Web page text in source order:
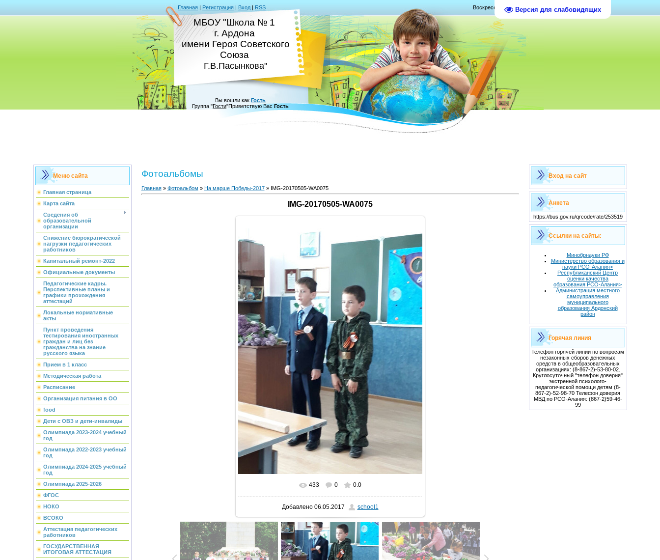
Версия для слабовидящих
Главная | Регистрация | Вход | RSS Воскресенье, 09.08.2026, 14:29
МБОУ "Школа № 1
г. Ардона
имени Героя Советского
Союза
Г.В.Пасынкова"
Вы вошли как Гость
Группа "Гости"Приветствую Вас Гость
Меню сайта
Главная страница
Карта сайта
Сведения об
образовательной
организации
Снижение бюрократической
нагрузки педагогических
работников
Капитальный ремонт-2022
Официальные документы
Педагогические кадры.
Перспективные планы и
графики прохождения
аттестаций
Локальные нормативные
акты
Пункт проведения
тестирования иностранных
граждан и лиц без
гражданства на знание
русского языка
Прием в 1 класс
Методическая работа
Расписание
Организация питания в ОО
food
Дети с ОВЗ и дети-инвалиды
Олимпиада 2023-2024 учебный
год
Олимпиада 2022-2023 учебный
год
Олимпиада 2024-2025 учебный
год
Олимпиада 2025-2026
ФГОС
НОКО
ВСОКО
Аттестация педагогических
работников
ГОСУДАРСТВЕННАЯ
ИТОГОВАЯ АТТЕСТАЦИЯ
Фотоальбомы
Главная» Фотоальбом » На марше Победы-2017» IMG-20170505-WA0075
IMG-20170505-WA0075
В реальном размере 774x1032
433 0 0.0
Добавлено06.05.2017 school1
Вход на сайт
Анкета
https://bus.gov.ru/qrcode/rate/253519
Ссылки на сайты:
Минобрнауки РФ
Министерство образования и
науки РСО-Алания>
Республиканский Центр
оценки качества
образования РСО-Алания>
Администрация местного
самоуправления
муниципального
образования Ардонский
район
Горячая линия
Телефон горячей линии по вопросам
незаконных сборов денежных
средств в общеобразовательных
организациях: (8-867-2)-53-80-02.
Круглосуточный "телефон доверия"
экстренной психолого-
педагогической помощи детям (8-
867-2)-52-98-70 Телефон доверия
МВД по РСО-Алания: (867-2)59-46-
99